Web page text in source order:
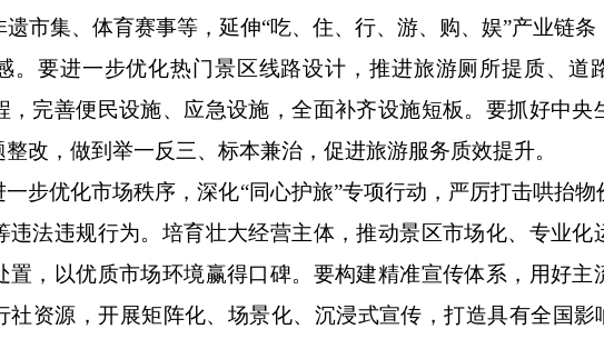
市集、体育赛事等，延伸“吃、住、行、游、购、娱”产业链
。要进一步优化热门景区线路设计，推进旅游厕所提质、道
，完善便民设施、应急设施，全面补齐设施短板。要抓好中央
改，做到举一反三、标本兼治，促进旅游服务质效提升。
步优化市场秩序，深化“同心护旅”专项行动，严厉打击哄抬
违法违规行为。培育壮大经营主体，推动景区市场化、专业化
置，以优质市场环境赢得口碑。要构建精准宣传体系，用好主
社资源，开展矩阵化、场景化、沉浸式宣传，打造具有全国影